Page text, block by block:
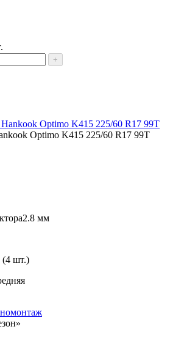
+
Optimo K415 225/60 R17 99T
2.8 мм
шт.)